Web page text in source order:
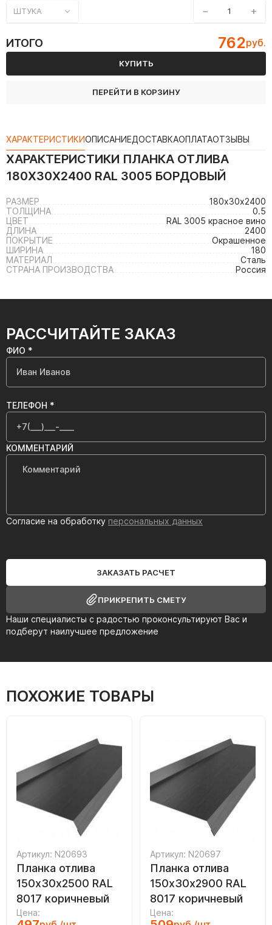
ШТУКА − +
ИТОГО 762руб.
КУПИТЬ
ПЕРЕЙТИ В КОРЗИНУ
ХАРАКТЕРИСТИКИОПИСАНИЕДОСТАВКАОПЛАТАОТЗЫВЫ
ХАРАКТЕРИСТИКИ ПЛАНКА ОТЛИВА
180Х30Х2400 RAL 3005 БОРДОВЫЙ
РАЗМЕР
180х30х2400
ТОЛЩИНА
0.5
ЦВЕТ
RAL 3005 красное вино
ДЛИНА
2400
ПОКРЫТИЕ
Окрашенное
ШИРИНА
180
МАТЕРИАЛ
Сталь
СТРАНА ПРОИЗВОДСТВА
Россия
РАССЧИТАЙТЕ ЗАКАЗ
Наши специалисты с радостью проконсультируют Вас и
подберут наилучшее предложение
ФИО *
ТЕЛЕФОН *
КОММЕНТАРИЙ
Согласие на обработку персональных данных
ЗАКАЗАТЬ РАСЧЕТ
ПРИКРЕПИТЬ СМЕТУ
ПОХОЖИЕ ТОВАРЫ
Артикул: N20693
Планка отлива
150х30х2500 RAL
8017 коричневый
Цена:
Артикул: N20697
Планка отлива
150х30х2900 RAL
8017 коричневый
Цена: